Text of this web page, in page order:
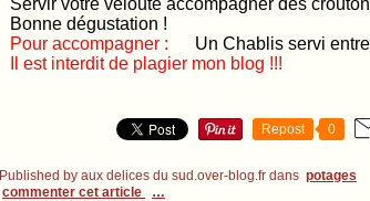
Servir votre velouté accompagner des
Bonne dégustation !
Pour accompagner :
Un Chablis servi
Il est interdit de plagier mon blog !!!
Repost 0
Published by aux delices du sud.over-blog.fr dans potages
commenter cet article
…